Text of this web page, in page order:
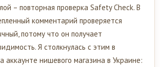
– повторная проверка Safety Check. В
комментарий проверяется
потому что он получает
Я столкнулась с этим в
аккаунте нишевого магазина в Украине: